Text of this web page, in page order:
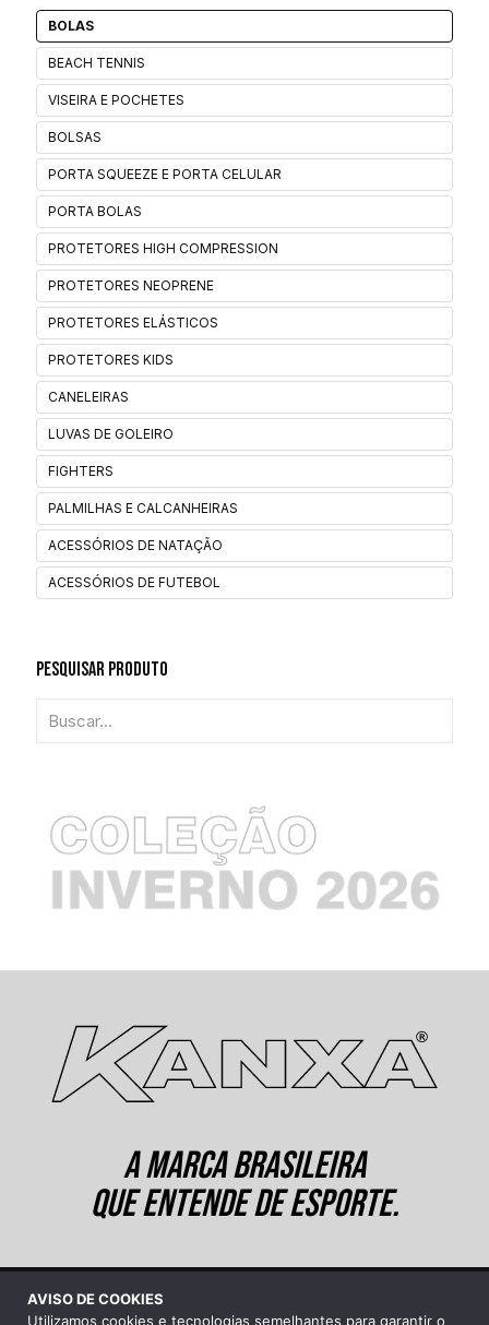
BOLAS
BEACH TENNIS
VISEIRA E POCHETES
BOLSAS
PORTA SQUEEZE E PORTA CELULAR
PORTA BOLAS
PROTETORES HIGH COMPRESSION
PROTETORES NEOPRENE
PROTETORES ELÁSTICOS
PROTETORES KIDS
CANELEIRAS
LUVAS DE GOLEIRO
FIGHTERS
PALMILHAS E CALCANHEIRAS
ACESSÓRIOS DE NATAÇÃO
ACESSÓRIOS DE FUTEBOL
Pesquisar Produto
A MARCA BRASILEIRA
QUE ENTENDE DE ESPORTE.
©2026 Kanxa Industrial Ltda.
AVISO DE COOKIES
Utilizamos cookies e tecnologias semelhantes para garantir o